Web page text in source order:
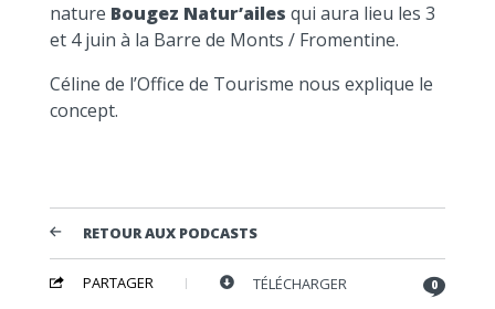
nature Bougez Natur’ailes qui aura lieu les 3
et 4 juin à la Barre de Monts / Fromentine.
Céline de l’Office de Tourisme nous explique le
concept.
RETOUR AUX PODCASTS
PARTAGER TÉLÉCHARGER 0